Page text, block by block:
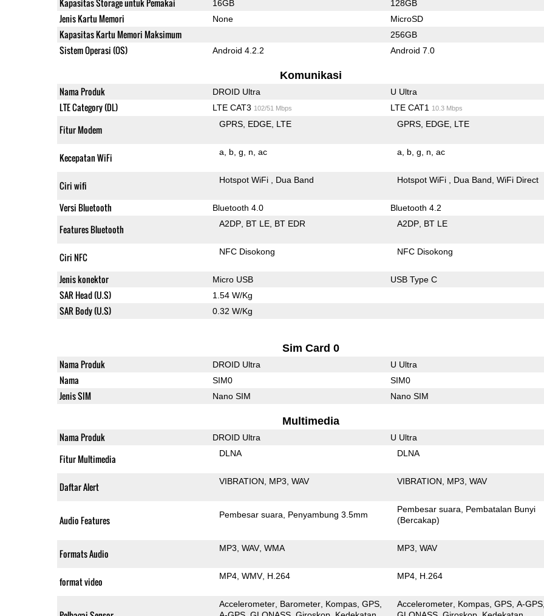
Kapasitas Storage untuk Pemakai 16GB 128GB
Jenis Kartu Memori None MicroSD
Kapasitas Kartu Memori Maksimum 256GB
Sistem Operasi (OS) Android 4.2.2 Android 7.0
Komunikasi
Nama Produk DROID Ultra U Ultra
LTE Category (DL) LTE CAT3 102/51 Mbps LTE CAT1 10.3 Mbps
Fitur Modem GPRS EDGE LTE GPRS EDGE LTE
Kecepatan WiFi a b g n ac a b g n ac
Ciri wifi Hotspot WiFi Dua Band Hotspot WiFi Dua Band WiFi Direct
Versi Bluetooth Bluetooth 4.0 Bluetooth 4.2
Features Bluetooth A2DP BT LE BT EDR A2DP BT LE
Ciri NFC NFC Disokong NFC Disokong
Jenis konektor Micro USB USB Type C
SAR Head (U.S) 1.54 W/Kg
SAR Body (U.S) 0.32 W/Kg
Sim Card 0
Nama Produk DROID Ultra U Ultra
Nama SIM0 SIM0
Jenis SIM Nano SIM Nano SIM
Multimedia
Nama Produk DROID Ultra U Ultra
Fitur Multimedia DLNA DLNA
Daftar Alert VIBRATION MP3 WAV VIBRATION MP3 WAV
Audio Features Pembesar suara Penyambung 3.5mm
Pembesar suara
Pembatalan Bunyi
(Bercakap)
Formats Audio MP3 WAV WMA MP3 WAV
format video MP4 WMV H.264 MP4 H.264
Accelerometer Barometer Kompas GPS
Accelerometer Kompas GPS A-GPS